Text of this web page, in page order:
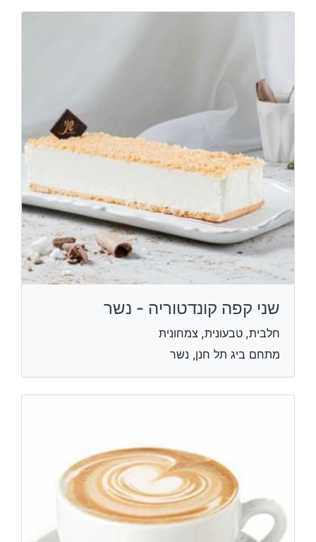
שני קפה קונדטוריה - נשר
חלבית, טבעונית, צמחונית
מתחם ביג תל חנן, נשר